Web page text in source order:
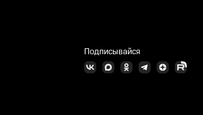
Подписывайся